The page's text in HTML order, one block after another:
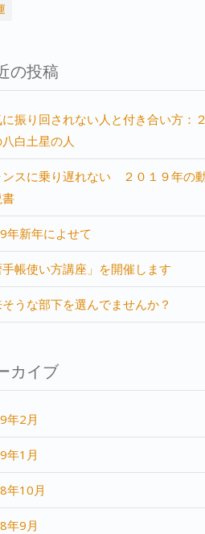
の投稿
振り回されない人と付き合い方：
白土星の人
ンスに乗り遅れない ２０１９年の
年新年によせて
手帳使い方講座」を開催します
うな部下を選んでませんか？
カイブ
年2月
年1月
年10月
年9月